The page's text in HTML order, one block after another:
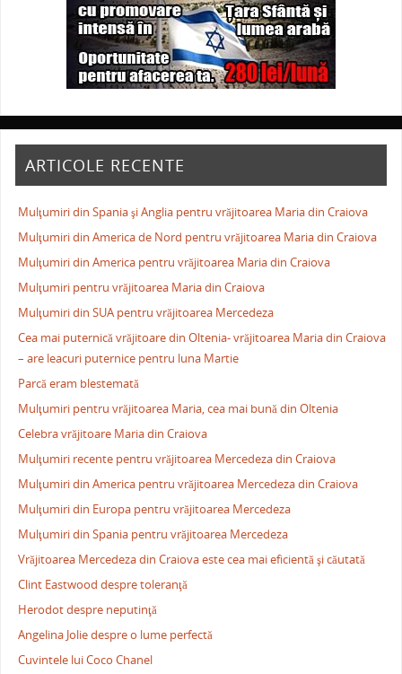
ARTICOLE RECENTE
Mulţumiri din Spania şi Anglia pentru vrăjitoarea Maria din Craiova
Mulţumiri din America de Nord pentru vrăjitoarea Maria din Craiova
Mulţumiri din America pentru vrăjitoarea Maria din Craiova
Mulţumiri pentru vrăjitoarea Maria din Craiova
Mulţumiri din SUA pentru vrăjitoarea Mercedeza
Cea mai puternică vrăjitoare din Oltenia- vrăjitoarea Maria din Craiova
– are leacuri puternice pentru luna Martie
Parcă eram blestemată
Mulţumiri pentru vrăjitoarea Maria, cea mai bună din Oltenia
Celebra vrăjitoare Maria din Craiova
Mulţumiri recente pentru vrăjitoarea Mercedeza din Craiova
Mulţumiri din America pentru vrăjitoarea Mercedeza din Craiova
Mulţumiri din Europa pentru vrăjitoarea Mercedeza
Mulţumiri din Spania pentru vrăjitoarea Mercedeza
Vrăjitoarea Mercedeza din Craiova este cea mai eficientă şi căutată
Clint Eastwood despre toleranţă
Herodot despre neputinţă
Angelina Jolie despre o lume perfectă
Cuvintele lui Coco Chanel